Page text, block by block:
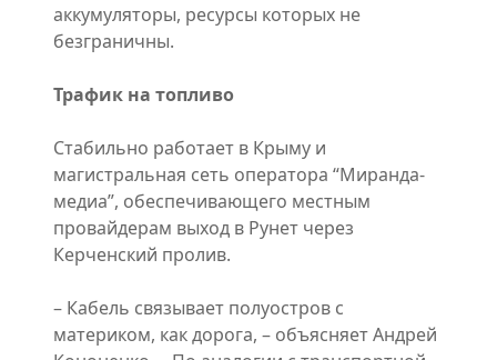
аккумуляторы, ресурсы которых не
безграничны.
Трафик на топливо
Стабильно работает в Крыму и
магистральная сеть оператора “Миранда-
медиа”, обеспечивающего местным
провайдерам выход в Рунет через
Керченский пролив.
– Кабель связывает полуостров с
материком, как дорога, – объясняет Андрей